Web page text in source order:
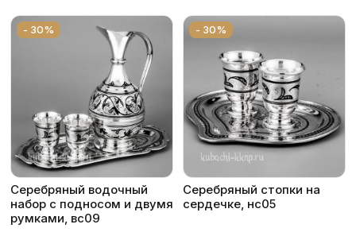
- 30%
Серебряный водочный
набор с подносом и двумя
румками, вс09
- 30%
Серебряный стопки на
сердечке, нс05